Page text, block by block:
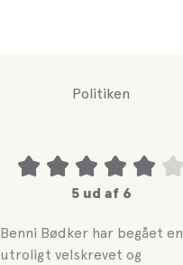
Politiken
5 ud af 6
Benni Bødker har begået en
utroligt velskrevet og